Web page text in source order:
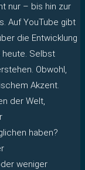
nur – bis hin zur
Auf YouTube gibt
die Entwicklung
heute. Selbst
Obwohl,
Akzent.
der Welt,
haben?
weniger